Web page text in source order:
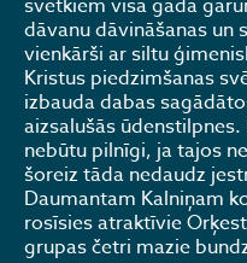
svētkiem visa gada
dāvanu dāvināšanas un
vienkārši ar siltu
Kristus piedzimšanas
izbauda dabas
aizsalušās
nebūtu pilnīgi, ja tajos
šoreiz tāda nedaudz
Daumantam Kalniņam
rosīsies atraktīvie
grupas četri mazie